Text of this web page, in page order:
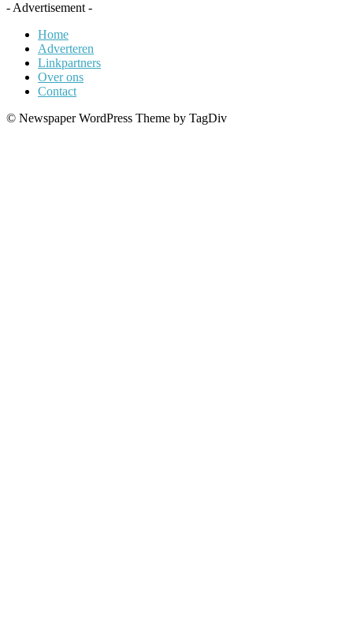
- Advertisement -
Home
Adverteren
Linkpartners
Over ons
Contact
© Newspaper WordPress Theme by TagDiv